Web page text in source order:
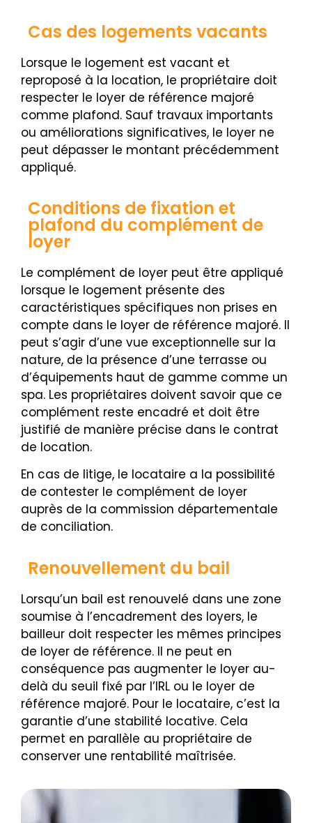
Cas des logements vacants
Lorsque le logement est vacant et
reproposé à la location, le propriétaire doit
respecter le loyer de référence majoré
comme plafond. Sauf travaux importants
ou améliorations significatives, le loyer ne
peut dépasser le montant précédemment
appliqué.
Conditions de fixation et
plafond du complément de
loyer
Le complément de loyer peut être appliqué
lorsque le logement présente des
caractéristiques spécifiques non prises en
compte dans le loyer de référence majoré. Il
peut s’agir d’une vue exceptionnelle sur la
nature, de la présence d’une terrasse ou
d’équipements haut de gamme comme un
spa. Les propriétaires doivent savoir que ce
complément reste encadré et doit être
justifié de manière précise dans le contrat
de location.
En cas de litige, le locataire a la possibilité
de contester le complément de loyer
auprès de la commission départementale
de conciliation.
Renouvellement du bail
Lorsqu’un bail est renouvelé dans une zone
soumise à l’encadrement des loyers, le
bailleur doit respecter les mêmes principes
de loyer de référence. Il ne peut en
conséquence pas augmenter le loyer au-
delà du seuil fixé par l’IRL ou le loyer de
référence majoré. Pour le locataire, c’est la
garantie d’une stabilité locative. Cela
permet en parallèle au propriétaire de
conserver une rentabilité maîtrisée.